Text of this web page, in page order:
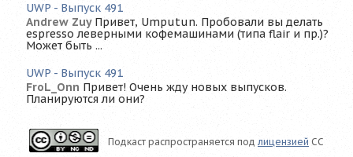
UWP - Выпуск 491
Andrew Zuy Привет, Umputun. Пробовали вы делать
espresso леверными кофемашинами (типа flair и пр.)?
Может быть ...
UWP - Выпуск 491
FroL_Onn Привет! Очень жду новых выпусков.
Планируются ли они?
Подкаст распространяется под лицензией CC